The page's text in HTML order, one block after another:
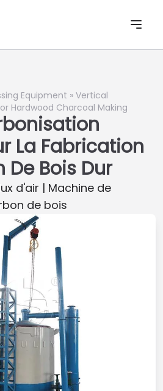
Equipment » Vertical
Hardwood Charcoal Making
La Fabrication
De Bois Dur
d'air | Machine de
de bois